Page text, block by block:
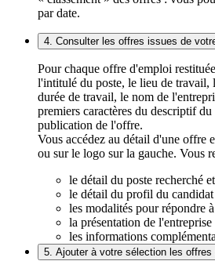
par date.
4. Consulter les offres issues de
Pour chaque offre d'emploi
l'intitulé du poste, le lieu de travail,
durée de travail, le nom de
premiers caractères du descriptif du
publication de l'offre.
Vous accédez au détail d'une offre
ou sur le logo sur la gauche. Vous
le détail du poste recherché
le détail du profil du
les modalités pour répondre
la présentation de l'entreprise
les informations
5. Ajouter à votre sélection les